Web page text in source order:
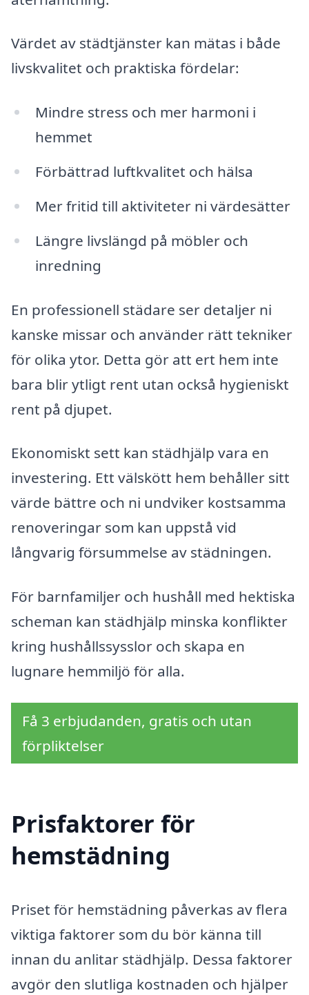
Värdet av städtjänster kan mätas i både
livskvalitet och praktiska fördelar:
Mindre stress och mer harmoni i
hemmet
Förbättrad luftkvalitet och hälsa
Mer fritid till aktiviteter ni värdesätter
Längre livslängd på möbler och
inredning
En professionell städare ser detaljer ni
kanske missar och använder rätt tekniker
för olika ytor. Detta gör att ert hem inte
bara blir ytligt rent utan också hygieniskt
rent på djupet.
Ekonomiskt sett kan städhjälp vara en
investering. Ett välskött hem behåller sitt
värde bättre och ni undviker kostsamma
renoveringar som kan uppstå vid
långvarig försummelse av städningen.
För barnfamiljer och hushåll med hektiska
scheman kan städhjälp minska konflikter
kring hushållssysslor och skapa en
lugnare hemmiljö för alla.
Få 3 erbjudanden, gratis och utan
förpliktelser
Prisfaktorer för
hemstädning
Priset för hemstädning påverkas av flera
viktiga faktorer som du bör känna till
innan du anlitar städhjälp. Dessa faktorer
avgör den slutliga kostnaden och hjälper